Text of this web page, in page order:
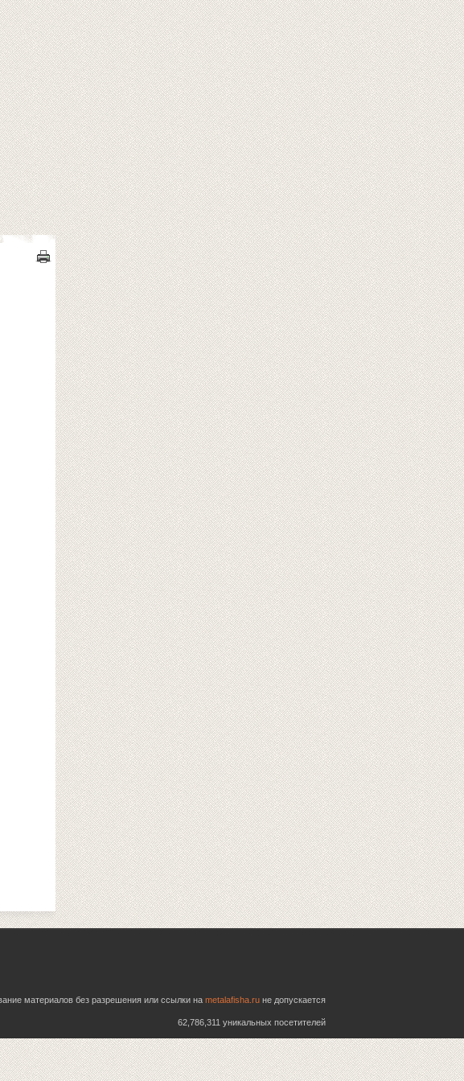
материалов без разрешения или ссылки на metalafisha.ru не допускается
62,786,311 уникальных посетителей